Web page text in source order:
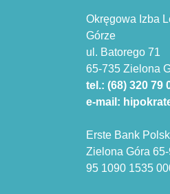
Okręgowa Izba
Górze
ul. Batorego 71
65-735 Zielona
tel.: (68) 320 79
e-mail:
Erste Bank
Zielona Góra
95 1090 1535